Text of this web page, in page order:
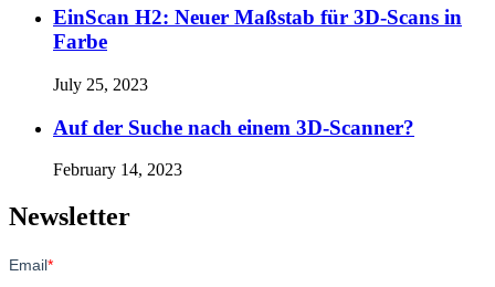
EinScan H2: Neuer Maßstab für 3D-Scans in
Farbe
July 25, 2023
Auf der Suche nach einem 3D-Scanner?
February 14, 2023
Newsletter